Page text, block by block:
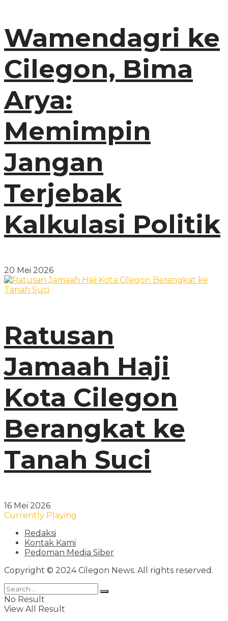
Wamendagri ke
Cilegon, Bima
Arya:
Memimpin
Jangan
Terjebak
Kalkulasi Politik
20 Mei 2026
Ratusan
Jamaah Haji
Kota Cilegon
Berangkat ke
Tanah Suci
16 Mei 2026
Currently Playing
Redaksi
Kontak Kami
Pedoman Media Siber
Copyright © 2024 Cilegon News. All rights reserved.
No Result
View All Result